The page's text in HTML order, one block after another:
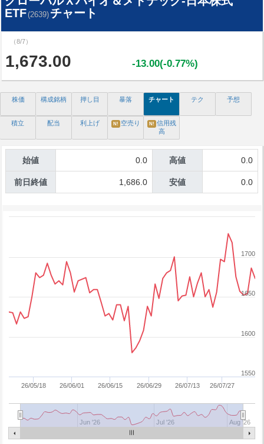
ETF(2639) チャート
（8/7）
1,673.00 -13.00(-0.77%)
株価 構成銘柄 押し目 暴落 チャート テク 予想
積立 配当 利上げ N! 空売り N! 信用残
高
始値 0.0 高値 0.0
前日終値 1,686.0 安値 0.0
26/05/18 26/06/01 26/06/15 26/06/29 26/07/13 26/07/27
Jun '26 Jul '26 Aug '26
1550
1600
1650
1700